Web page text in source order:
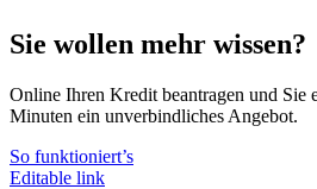
Sie wollen mehr wissen?
Online Ihren Kredit beantragen und Sie
Minuten ein unverbindliches Angebot.
So funktioniert’s
Editable link